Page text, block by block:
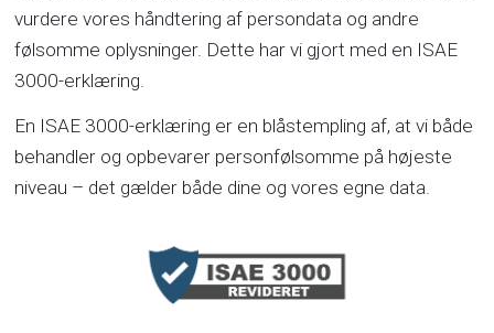
vurdere vores håndtering af persondata og andre
følsomme oplysninger. Dette har vi gjort med en ISAE
3000-erklæring.
En ISAE 3000-erklæring er en blåstempling af, at vi både
behandler og opbevarer personfølsomme på højeste
niveau – det gælder både dine og vores egne data.